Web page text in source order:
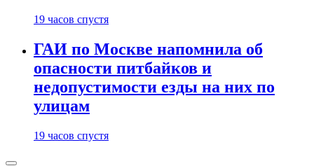
19 часов спустя
ГАИ по Москве напомнила об
опасности питбайков и
недопустимости езды на них по
улицам
19 часов спустя